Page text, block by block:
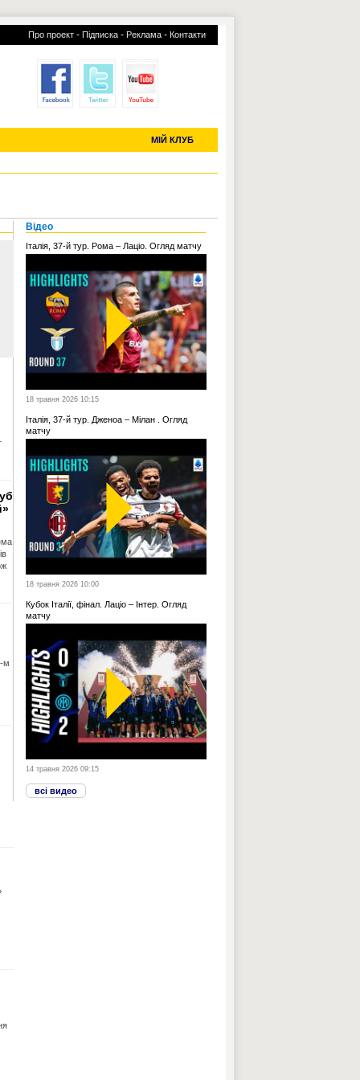
Про проект - Підписка - Реклама - Контакти
МІЙ КЛУБ
УСІ ТРАНСФЕРИ
м
Відео
Італія, 37-й тур. Рома – Лаціо. Огляд матчу
18 травня 2026 10:15
Італія, 37-й тур. Дженоа – Мілан . Огляд
матчу
18 травня 2026 10:00
Кубок Італії, фінал. Лаціо – Інтер. Огляд
матчу
14 травня 2026 09:15
всі видео